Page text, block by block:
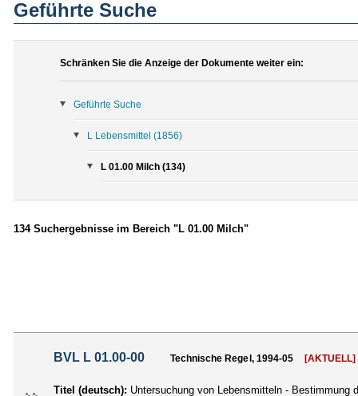
Geführte Suche
Schränken Sie die Anzeige der Dokumente weiter ein:
Geführte Suche
L Lebensmittel (1856)
L 01.00 Milch (134)
134 Suchergebnisse im Bereich "L 01.00 Milch"
BVL L 01.00-00 Technische Regel, 1994-05 [AKTUELL]
Titel (deutsch): Untersuchung von Lebensmitteln - Bestimmung